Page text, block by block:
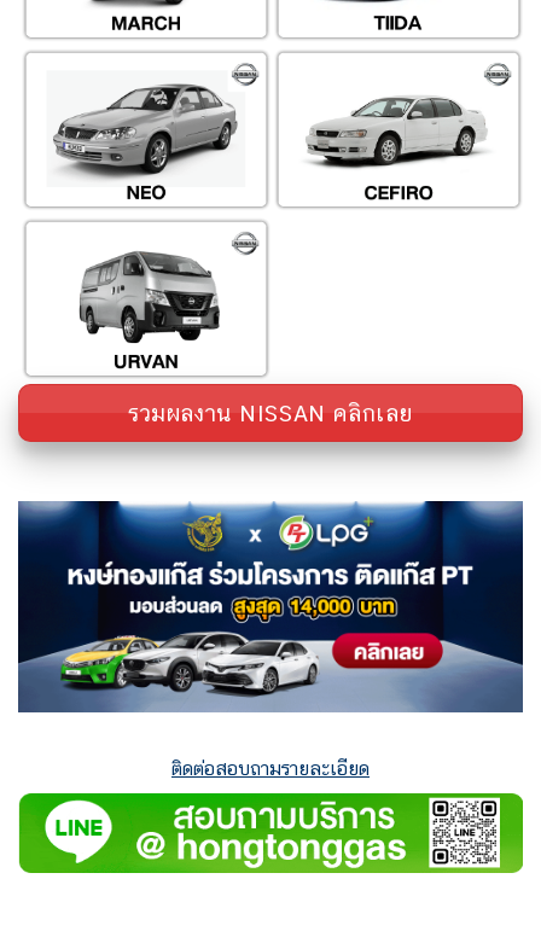
รวมผลงาน NISSAN คลิกเลย
ติดต่อสอบถามรายละเอียด